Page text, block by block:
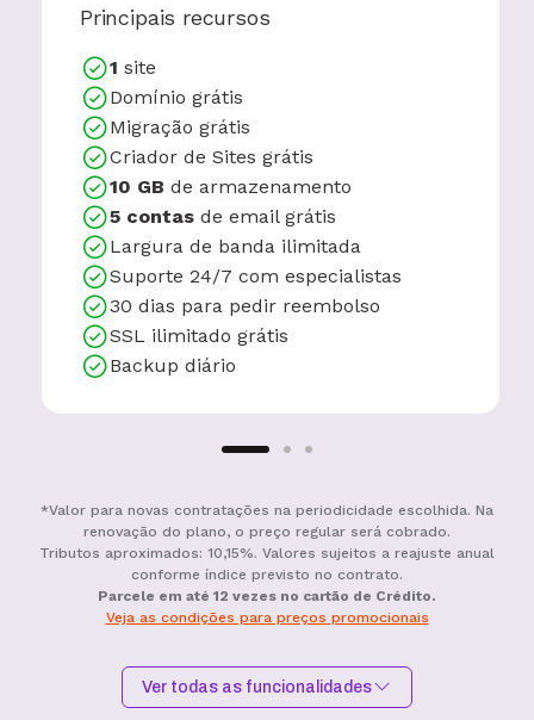
Principais recursos
1 site
Domínio grátis
Migração grátis
Criador de Sites grátis
10 GB de armazenamento
5 contas de email grátis
Largura de banda ilimitada
Suporte 24/7 com especialistas
30 dias para pedir reembolso
SSL ilimitado grátis
Backup diário
*Valor para novas contratações na periodicidade escolhida. Na
renovação do plano, o preço regular será cobrado.
Tributos aproximados: 10,15%. Valores sujeitos a reajuste anual
conforme índice previsto no contrato.
Parcele em até 12 vezes no cartão de Crédito.
Veja as condições para preços promocionais
Ver todas as funcionalidades